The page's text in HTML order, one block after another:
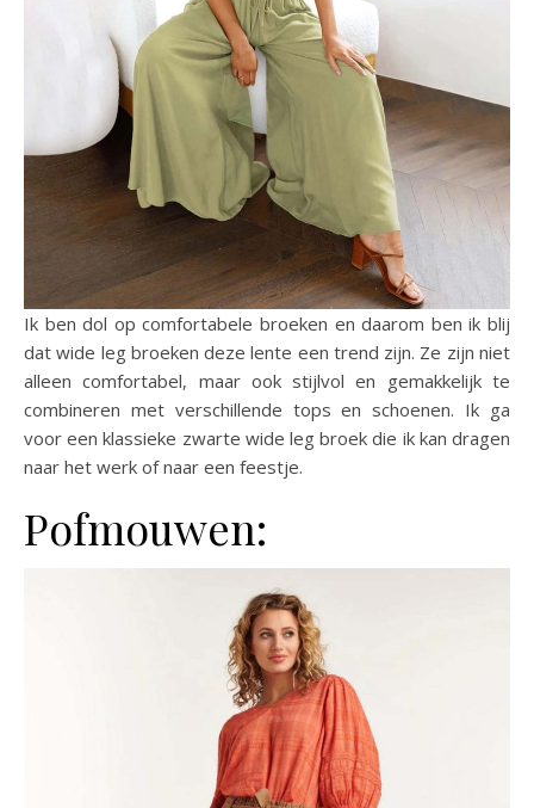
Ik ben dol op comfortabele broeken en daarom ben ik blij
dat wide leg broeken deze lente een trend zijn. Ze zijn niet
alleen comfortabel, maar ook stijlvol en gemakkelijk te
combineren met verschillende tops en schoenen. Ik ga
voor een klassieke zwarte wide leg broek die ik kan dragen
naar het werk of naar een feestje.
Pofmouwen: